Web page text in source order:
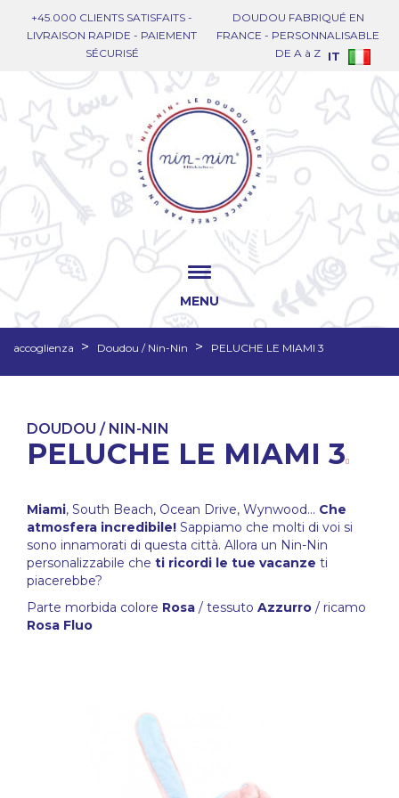
+45.000 CLIENTS SATISFAITS -
LIVRAISON RAPIDE - PAIEMENT
SÉCURISÉ
DOUDOU FABRIQUÉ EN
FRANCE - PERSONNALISABLE
DE A à Z IT
MENU
accoglienza Doudou / Nin-Nin PELUCHE LE MIAMI 3
DOUDOU / NIN-NIN
PELUCHE LE MIAMI 3
Miami, South Beach, Ocean Drive, Wynwood... Che
atmosfera incredibile! Sappiamo che molti di voi si
sono innamorati di questa città. Allora un Nin-Nin
personalizzabile che ti ricordi le tue vacanze ti
piacerebbe?
Parte morbida colore Rosa / tessuto Azzurro / ricamo
Rosa Fluo